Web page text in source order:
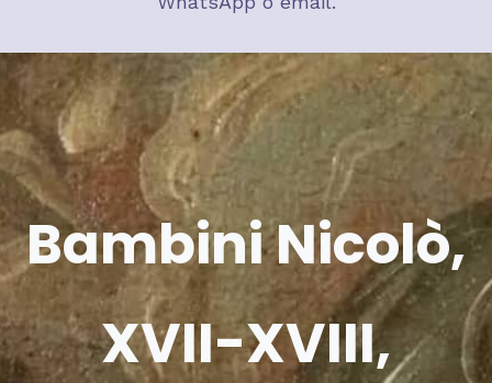
Bambini Nicolò,
XVII-XVIII,